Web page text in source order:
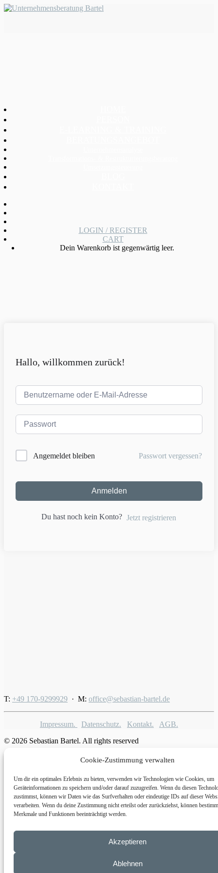
Cookie-Zustimmung verwalten
Um dir ein optimales Erlebnis zu bieten, verwenden wir Technologien wie Cookies, um
Geräteinformationen zu speichern und/oder darauf zuzugreifen. Wenn du diesen
zustimmst, können wir Daten wie das Surfverhalten oder eindeutige IDs auf dieser
verarbeiten. Wenn du deine Zustimmung nicht erteilst oder zurückziehst, können
Merkmale und Funktionen beeinträchtigt werden.
Akzeptieren
Ablehnen
LOGIN / REGISTER
CART
Dein Warenkorb ist gegenwärtig leer.
Hallo, willkommen zurück!
Angemeldet bleiben Passwort vergessen?
Anmelden
Du hast noch kein Konto? Jetzt registrieren
T: +49 170-9299929 · M: office@sebastian-bartel.de
Impressum. Datenschutz. Kontakt.
AGB.
© 2026 Sebastian Bartel. All rights reserved
Privacy Preference Center
Privacy Preferences